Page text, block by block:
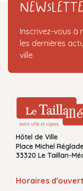
Inscrivez-vous à
les dernières
ville.
Hôtel de Ville
Place Michel
33320 Le Taillan-
Horaires